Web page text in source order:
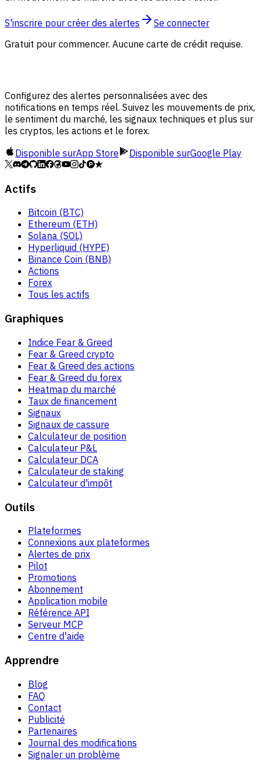
S'inscrire pour créer des alertes
Se connecter
Gratuit pour commencer. Aucune carte de crédit requise.
Configurez des alertes personnalisées avec des
notifications en temps réel. Suivez les mouvements de prix,
le sentiment du marché, les signaux techniques et plus sur
les cryptos, les actions et le forex.
Disponible surApp Store Disponible surGoogle Play
Actifs
Bitcoin (BTC)
Ethereum (ETH)
Solana (SOL)
Hyperliquid (HYPE)
Binance Coin (BNB)
Actions
Forex
Tous les actifs
Graphiques
Indice Fear & Greed
Fear & Greed crypto
Fear & Greed des actions
Fear & Greed du forex
Heatmap du marché
Taux de financement
Signaux
Signaux de cassure
Calculateur de position
Calculateur P&L
Calculateur DCA
Calculateur de staking
Calculateur d'impôt
Outils
Plateformes
Connexions aux plateformes
Alertes de prix
Pilot
Promotions
Abonnement
Application mobile
Référence API
Serveur MCP
Centre d'aide
Apprendre
Blog
FAQ
Contact
Publicité
Partenaires
Journal des modifications
Signaler un problème